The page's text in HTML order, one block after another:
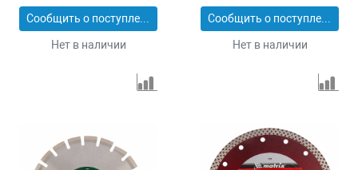
Сообщить о поступлении
Нет в наличии
Сообщить о поступлении
Нет в наличии